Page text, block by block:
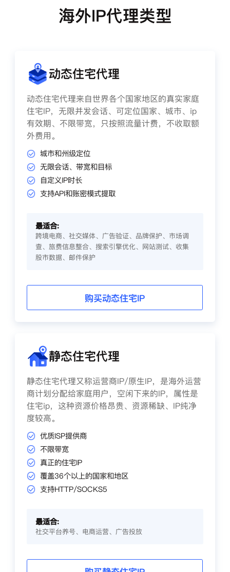
海外IP代理类型
动态住宅代理
动态住宅代理来自世界各个国家地区的真实家庭
住宅IP，无限并发会话、可定位国家、城市、ip
有效期、不限带宽，只按照流量计费，不收取额
外费用。
城市和州级定位
无限会话、带宽和目标
自定义IP时长
支持API和账密模式提取
最适合:
跨境电商、社交媒体、广告验证、品牌保护、市场调
查、旅费信息整合、搜索引擎优化、网站测试、收集
股市数据、邮件保护
购买动态住宅IP
静态住宅代理
静态住宅代理又称运营商IP/原生IP，是海外运营
商计划分配给家庭用户，空闲下来的IP，属性是
住宅ip，这种资源价格昂贵、资源稀缺、IP纯净
度较高。
优质ISP提供商
不限带宽
真正的住宅IP
覆盖36个以上的国家和地区
支持HTTP/SOCKS5
最适合:
社交平台养号、电商运营、广告投放